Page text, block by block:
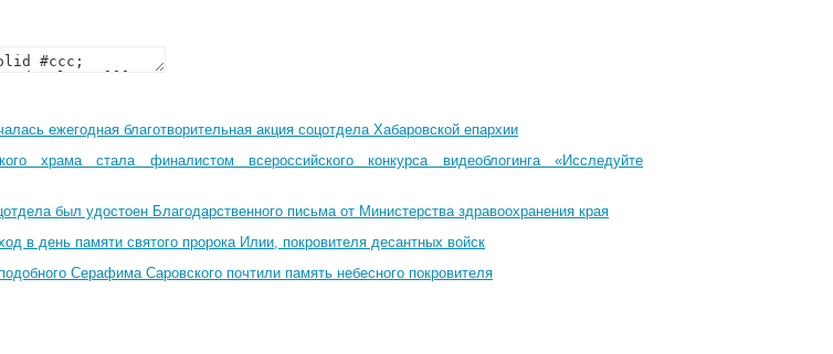
ежегодная благотворительная акция соцотдела Хабаровской епархии
храма стала финалистом всероссийского конкурса видеоблогинга «Исследуйте
был удостоен Благодарственного письма от Министерства здравоохранения края
в день памяти святого пророка Илии, покровителя десантных войск
Серафима Саровского почтили память небесного покровителя